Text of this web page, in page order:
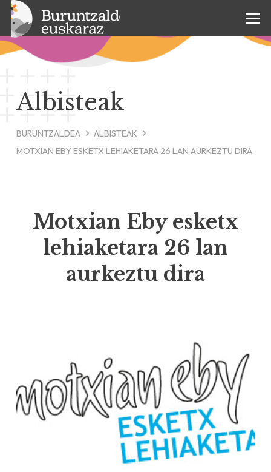
Albisteak
BURUNTZALDEA
ALBISTEAK
MOTXIAN EBY ESKETX LEHIAKETARA 26 LAN AURKEZTU DIRA
Motxian Eby esketx
lehiaketara 26 lan
aurkeztu dira